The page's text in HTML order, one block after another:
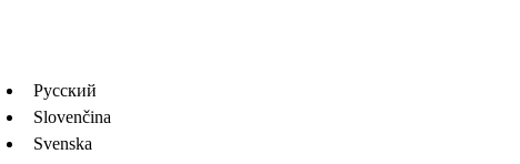
Русский
Slovenčina
Svenska